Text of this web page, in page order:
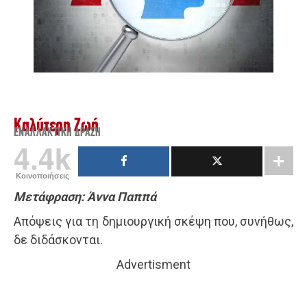
Καλύτερη Ζωή
ΕΝΑΛΛΑΚΤΙΚΉ ΔΡΆΣΗ
4.4k
Κοινοποιήσεις
Μετάφραση: Άννα Παππά
Απόψεις για τη δημιουργική σκέψη που, συνήθως,
δε διδάσκονται.
Advertisment